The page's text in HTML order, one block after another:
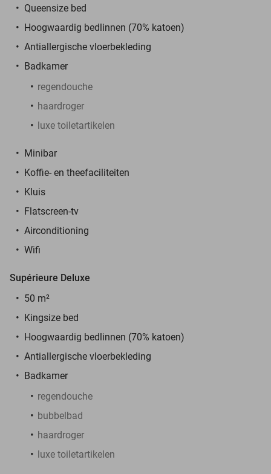
Queensize bed
Hoogwaardig bedlinnen (70% katoen)
Antiallergische vloerbekleding
Badkamer
regendouche
haardroger
luxe toiletartikelen
Minibar
Koffie- en theefaciliteiten
Kluis
Flatscreen-tv
Airconditioning
Wifi
Supérieure Deluxe
50 m²
Kingsize bed
Hoogwaardig bedlinnen (70% katoen)
Antiallergische vloerbekleding
Badkamer
regendouche
bubbelbad
haardroger
luxe toiletartikelen